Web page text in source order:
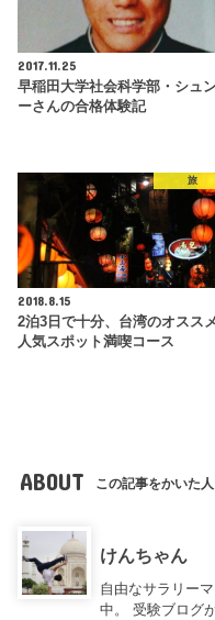
2017.11.25
早稲田大学社会科学部・シュ
ーさんの合格体験記
旅
2018.8.15
2泊3日で十分、台湾のオススメ
人気スポット満喫コース
ABOUT この記事をかいた人
けんちゃん
自由なサラリー
中。 受験ブログ